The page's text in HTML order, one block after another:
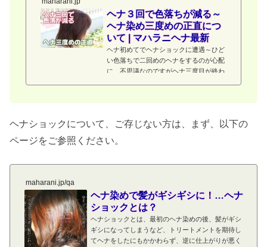
ヘナ３回で色落ちが減る～
ヘナ染め三度めの正直につ
いて | マハラニヘナ最新
ヘナ初めてでヘナショックに遭遇～ひど
い色落ちで二回めのヘナをするのが心配
に…不思議なのですがヘナ三度目が終わ
軽減、するっとヘナが落ちる…タオルが
す。
ヘナショックについて、ご存じない方は、まず、以下の
ページをご参照ください。
maharani.jp/qa
ヘナ染めで髪がギシギシに！…ヘナ
ショックとは？
ヘナショックとは、最初のヘナ染めの後、髪がギシ
ギシになってしまうなど、トリートメントを期待し
てヘナをしたにもかかわらず、逆に仕上がりが悪く